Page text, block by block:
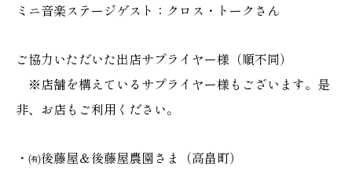
ミニ音楽ステージゲスト：クロス・トークさん
ご協力いただいた出店サプライヤー様（順不同）
※店舗を構えているサプライヤー様もございます。是
非、お店もご利用ください。
・㈲後藤屋＆後藤屋農園さま（高畠町）